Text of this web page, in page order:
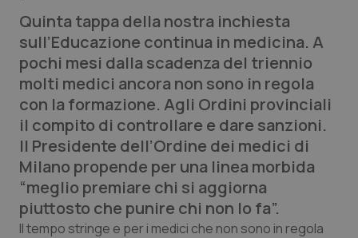
QS Pro
Professionisti Sanitari.AI
Abruzzo
Basilicata
Calabria
QS Pro Gold
Artrite & artrosi
Asma & BPCO
QS Club Newsletter
Quinta tappa della nostra inchiesta
sull’Educazione continua in medicina. A
pochi mesi dalla scadenza del triennio
molti medici ancora non sono in regola
con la formazione. Agli Ordini provinciali
il compito di controllare e dare sanzioni.
Il Presidente dell’Ordine dei medici di
Milano propende per una linea morbida
“meglio premiare chi si aggiorna
piuttosto che punire chi non lo fa”.
Il tempo stringe e per i medici che non sono in regola